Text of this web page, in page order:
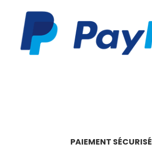
PAIEMENT SÉCURISÉ